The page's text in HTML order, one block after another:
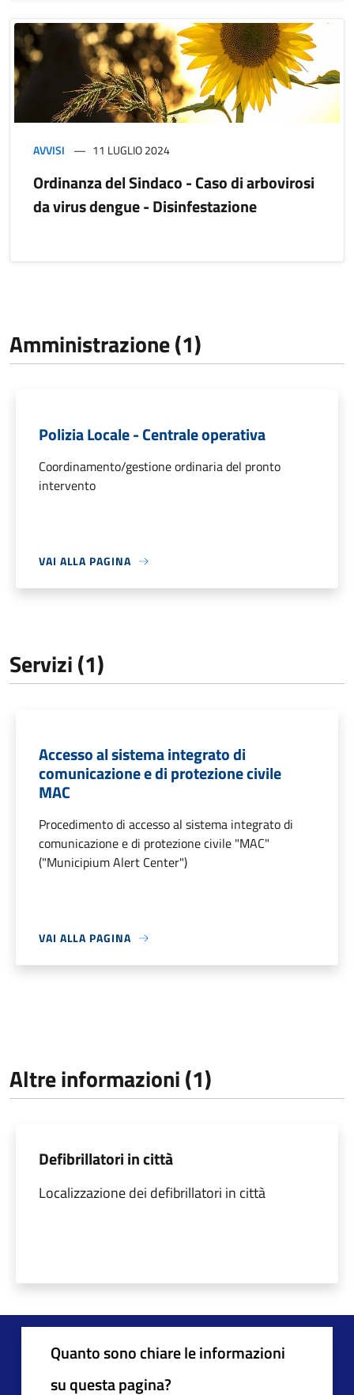
AVVISI 11 LUGLIO 2024
Ordinanza del Sindaco - Caso di arbovirosi
da virus dengue - Disinfestazione
Amministrazione (1)
Polizia Locale - Centrale operativa
Coordinamento/gestione ordinaria del pronto
intervento
VAI ALLA PAGINA
Servizi (1)
Accesso al sistema integrato di
comunicazione e di protezione civile
MAC
Procedimento di accesso al sistema integrato di
comunicazione e di protezione civile "MAC"
("Municipium Alert Center")
VAI ALLA PAGINA
Altre informazioni (1)
Defibrillatori in città
Localizzazione dei defibrillatori in città
Quanto sono chiare le informazioni
su questa pagina?